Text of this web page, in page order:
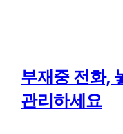
부재중 전화,
관리하세요